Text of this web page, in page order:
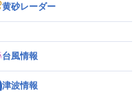
黄砂レーダー
台風情報
津波情報